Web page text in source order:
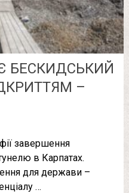
БЕСКИДСЬКИЙ
–
завершення
в Карпатах.
для держави –
…